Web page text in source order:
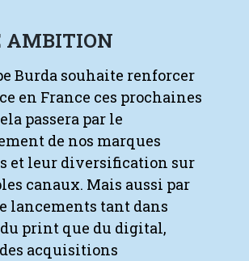
AMBITION
Burda souhaite renforcer
en France ces prochaines
passera par le
de nos marques
et leur diversification sur
canaux. Mais aussi par
lancements tant dans
print que du digital,
acquisitions